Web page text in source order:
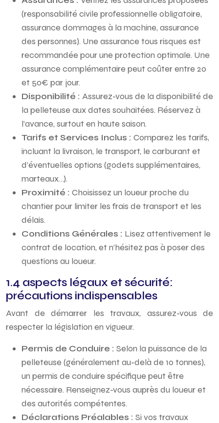
(responsabilité civile professionnelle obligatoire,
assurance dommages à la machine, assurance
des personnes). Une assurance tous risques est
recommandée pour une protection optimale. Une
assurance complémentaire peut coûter entre 20
et 50€ par jour.
Disponibilité : Assurez-vous de la disponibilité de
la pelleteuse aux dates souhaitées. Réservez à
l’avance, surtout en haute saison.
Tarifs et Services Inclus : Comparez les tarifs,
incluant la livraison, le transport, le carburant et
d’éventuelles options (godets supplémentaires,
marteaux…).
Proximité : Choisissez un loueur proche du
chantier pour limiter les frais de transport et les
délais.
Conditions Générales : Lisez attentivement le
contrat de location, et n’hésitez pas à poser des
questions au loueur.
1.4 aspects légaux et sécurité:
précautions indispensables
Avant de démarrer les travaux, assurez-vous de
respecter la législation en vigueur.
Permis de Conduire : Selon la puissance de la
pelleteuse (généralement au-delà de 10 tonnes),
un permis de conduire spécifique peut être
nécessaire. Renseignez-vous auprès du loueur et
des autorités compétentes.
Déclarations Préalables : Si vos travaux